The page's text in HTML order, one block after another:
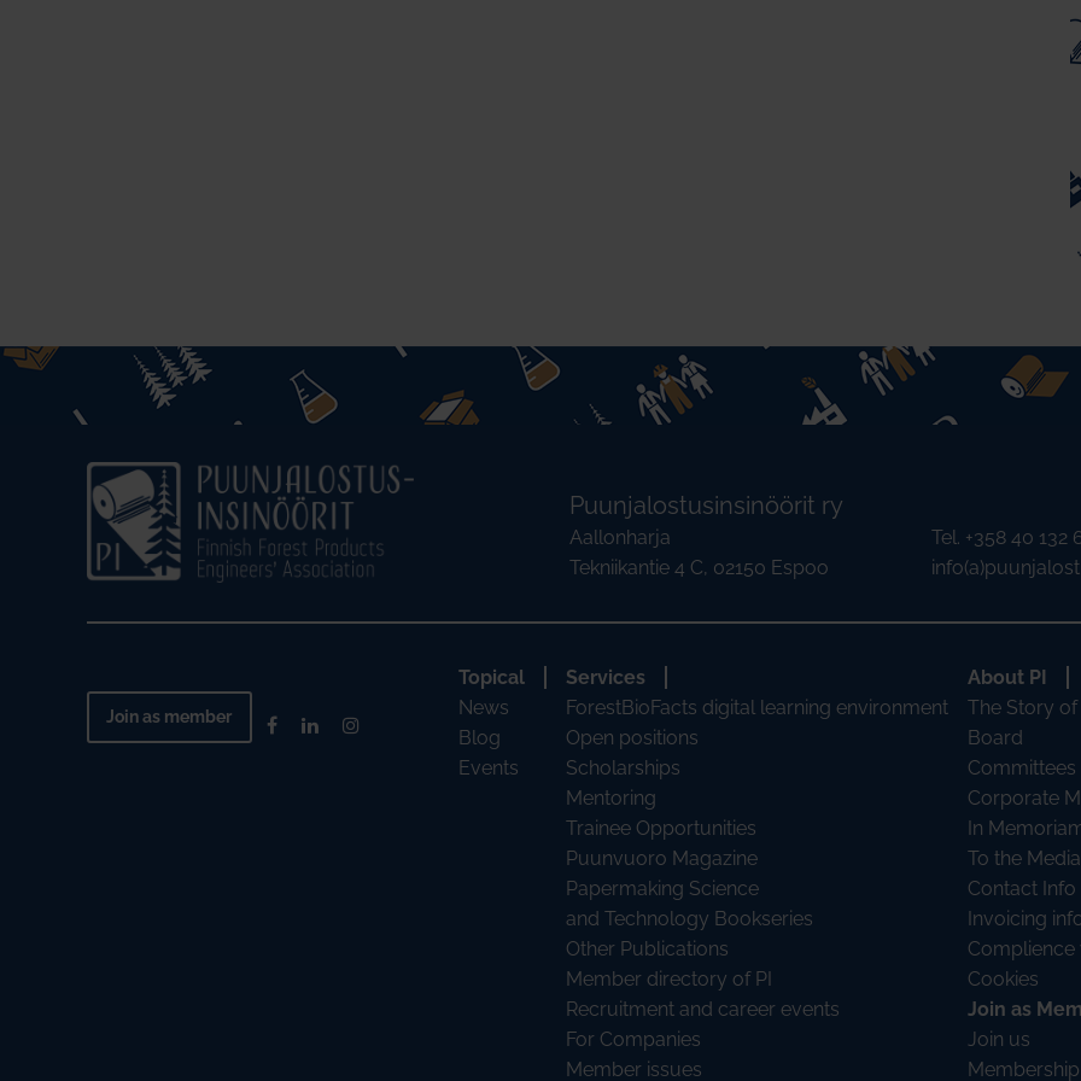
Puunjalostusinsinöörit ry
Aallonharja
Tekniikantie 4 C, 02150 Espoo
Tel. +358 40 132
Join as member
Topical
News
Blog
Events
Services
ForestBioFacts digital learning environment
Open positions
Scholarships
Mentoring
Trainee Opportunities
Puunvuoro Magazine
Papermaking Science
and Technology Bookseries
Other Publications
Member directory of PI
Recruitment and career events
For Companies
Member issues
About PI
The Story of
Board
Committees
Corporate
In
To the Media
Contact Info
Invoicing
Cookies
Join as
Join us